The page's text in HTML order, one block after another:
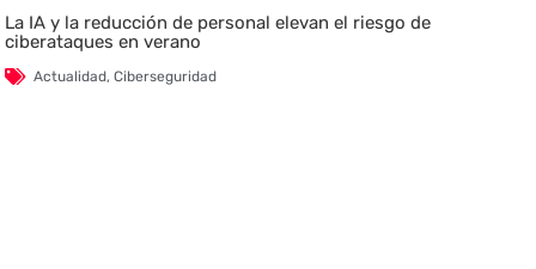
La IA y la reducción de personal elevan el riesgo de
ciberataques en verano
Actualidad,Ciberseguridad